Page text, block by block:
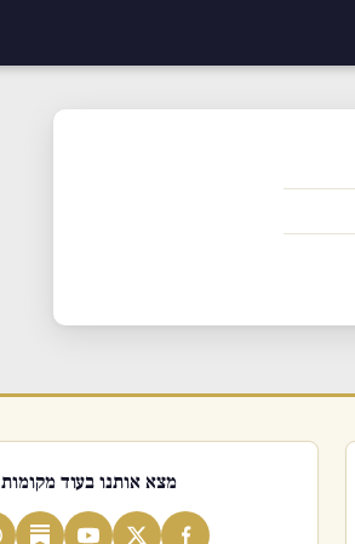
מצא אותנו בעוד מקומות